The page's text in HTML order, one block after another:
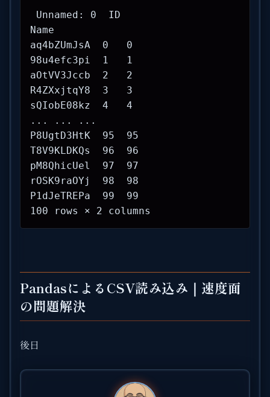
Unnamed: 0  ID
Name
aq4bZUmJsA  0   0
98u4efc3pi  1   1
aOtVV3Jccb  2   2
R4ZXxjtqY8  3   3
sQIobE08kz  4   4
... ... ...
P8UgtD3HtK  95  95
T8V9KLDKQs  96  96
pM8QhicUel  97  97
rOSK9raOYj  98  98
P1dJeTREPa  99  99
100 rows × 2 columns
PandasによるCSV読み込み｜速度面
の問題解決
後日